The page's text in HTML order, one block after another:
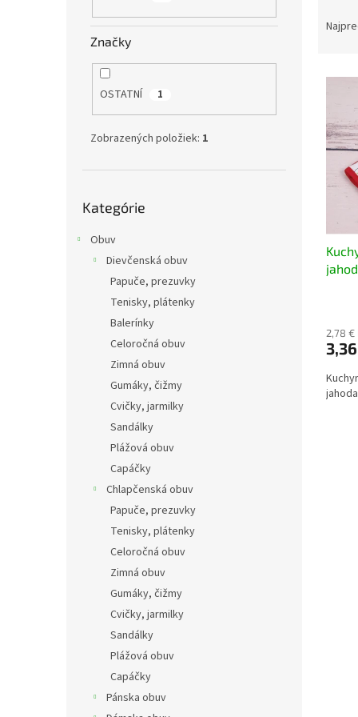
Značky
OSTATNÍ 1
Zobrazených položiek: 1
kategórie
Kategórie
Obuv
Dievčenská obuv
Papuče, prezuvky
Tenisky, plátenky
Balerínky
Celoročná obuv
Zimná obuv
Gumáky, čižmy
Cvičky, jarmilky
Sandálky
Plážová obuv
Capáčky
Chlapčenská obuv
Papuče, prezuvky
Tenisky, plátenky
Celoročná obuv
Zimná obuv
Gumáky, čižmy
Cvičky, jarmilky
Sandálky
Plážová obuv
Capáčky
Pánska obuv
n
p
V
2,78 €